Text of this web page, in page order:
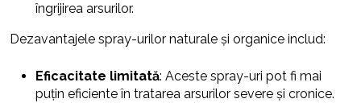
îngrijirea arsurilor.
Dezavantajele spray-urilor naturale și organice includ:
Eficacitate limitată: Aceste spray-uri pot fi mai
puțin eficiente în tratarea arsurilor severe și cronice.